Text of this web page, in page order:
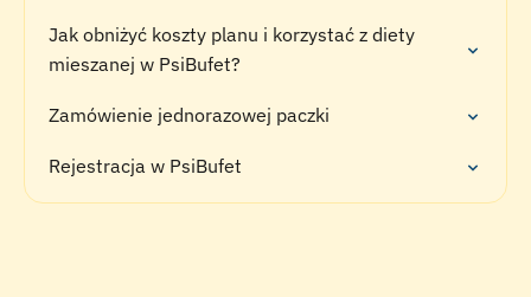
Jak obniżyć koszty planu i korzystać z diety
mieszanej w PsiBufet?
Zamówienie jednorazowej paczki
Rejestracja w PsiBufet